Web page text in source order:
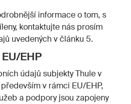
informace o tom, s
kontaktujte nás prosím
uvedených v článku 5.
EHP
údajů subjekty Thule v
v rámci EU/EHP,
a podpory jsou zapojeny